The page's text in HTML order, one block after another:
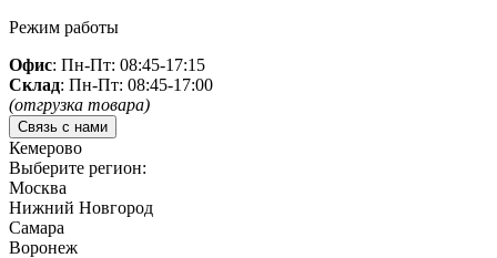
Режим работы
Офис: Пн-Пт: 08:45-17:15
Склад: Пн-Пт: 08:45-17:00
(отгрузка товара)
Связь с нами
Кемерово
Выберите регион:
Москва
Нижний Новгород
Самара
Воронеж